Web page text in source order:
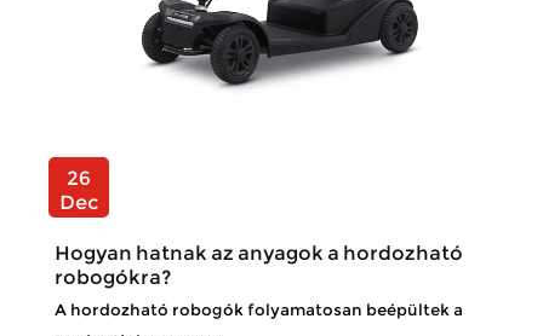
26
Dec
Hogyan hatnak az anyagok a hordozható
robogókra?
A hordozható robogók folyamatosan beépültek a